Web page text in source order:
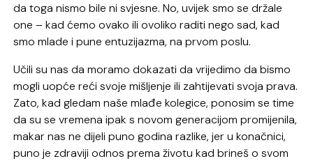
da toga nismo bile ni svjesne. No, uvijek smo se držale
one – kad ćemo ovako ili ovoliko raditi nego sad, kad
smo mlade i pune entuzijazma, na prvom poslu.
Učili su nas da moramo dokazati da vrijedimo da bismo
mogli uopće reći svoje mišljenje ili zahtijevati svoja prava.
Zato, kad gledam naše mlađe kolegice, ponosim se time
da su se vremena ipak s novom generacijom promijenila,
makar nas ne dijeli puno godina razlike, jer u konačnici,
puno je zdraviji odnos prema životu kad brineš o svom